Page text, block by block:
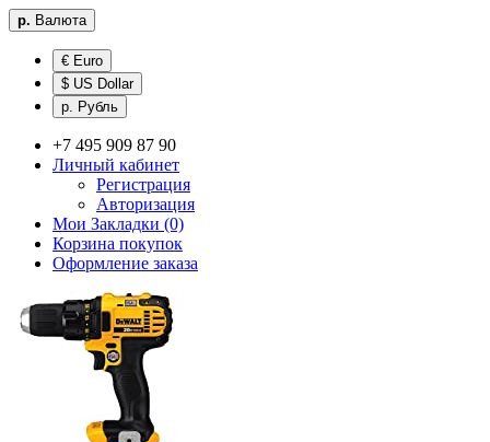
р. Валюта
€ Euro
$ US Dollar
р. Рубль
+7 495 909 87 90
Личный кабинет
Регистрация
Авторизация
Мои Закладки (0)
Корзина покупок
Оформление заказа